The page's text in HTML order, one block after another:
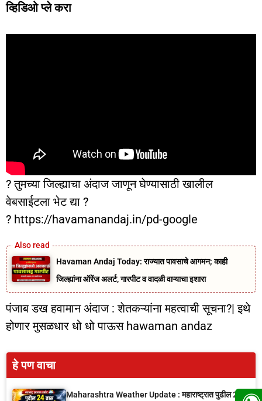
व्हिडिओ प्ले करा
? तुमच्या जिल्ह्याचा अंदाज जाणून घेण्यासाठी खालील
वेबसाईटला भेट द्या ?
? https://havamanandaj.in/pd-google
Havaman Andaj Today: राज्यात पावसाचे आगमन; काही
जिल्ह्यांना ऑरेंज अलर्ट, गारपीट व वादळी वाऱ्याचा इशारा
पंजाब डख हवामान अंदाज : शेतकऱ्यांना महत्वाची सूचना?| इथे
होणार मुसळधार धो धो पाऊस hawaman andaz
हे पण वाचा
Maharashtra Weather Update : महाराष्ट्रात पुढील 24